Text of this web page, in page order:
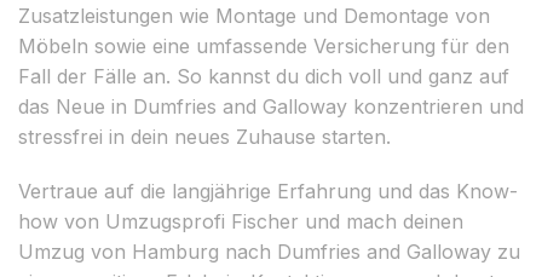
Zusatzleistungen wie Montage und Demontage von
Möbeln sowie eine umfassende Versicherung für den
Fall der Fälle an. So kannst du dich voll und ganz auf
das Neue in Dumfries and Galloway konzentrieren und
stressfrei in dein neues Zuhause starten.
Vertraue auf die langjährige Erfahrung und das Know-
how von Umzugsprofi Fischer und mach deinen
Umzug von Hamburg nach Dumfries and Galloway zu